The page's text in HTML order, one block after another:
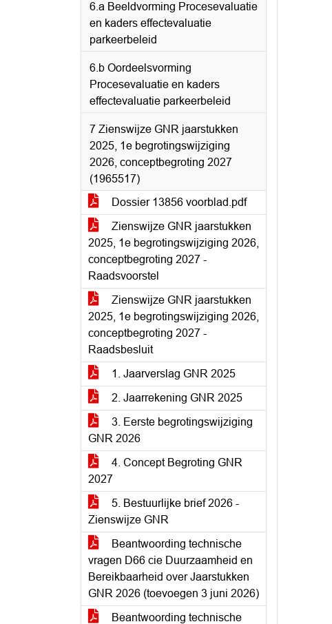
6.a Beeldvorming Procesevaluatie
en kaders effectevaluatie
parkeerbeleid
6.b Oordeelsvorming
Procesevaluatie en kaders
effectevaluatie parkeerbeleid
7 Zienswijze GNR jaarstukken
2025, 1e begrotingswijziging
2026, conceptbegroting 2027
(1965517)
Dossier 13856 voorblad.pdf
Zienswijze GNR jaarstukken
2025, 1e begrotingswijziging 2026,
conceptbegroting 2027 -
Raadsvoorstel
Zienswijze GNR jaarstukken
2025, 1e begrotingswijziging 2026,
conceptbegroting 2027 -
Raadsbesluit
1. Jaarverslag GNR 2025
2. Jaarrekening GNR 2025
3. Eerste begrotingswijziging
GNR 2026
4. Concept Begroting GNR
2027
5. Bestuurlijke brief 2026 -
Zienswijze GNR
Beantwoording technische
vragen D66 cie Duurzaamheid en
Bereikbaarheid over Jaarstukken
GNR 2026 (toevoegen 3 juni 2026)
Beantwoording technische